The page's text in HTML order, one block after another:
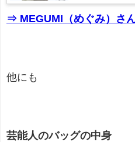
⇒ MEGUMI（めぐみ）さ
他にも
芸能人のバッグの中身